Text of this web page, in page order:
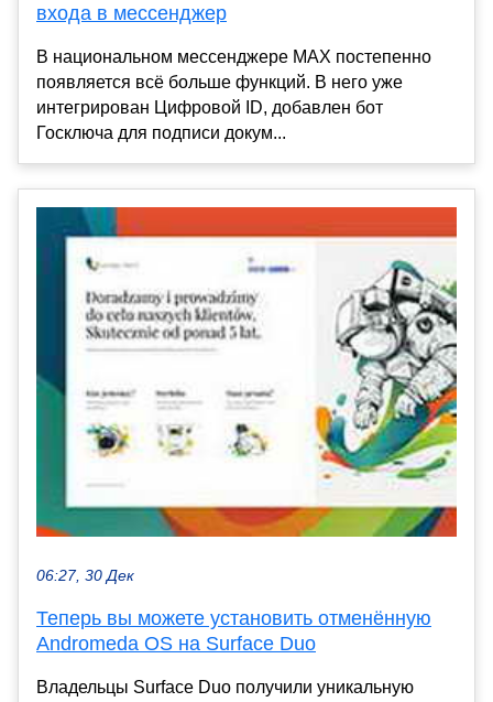
входа в мессенджер
В национальном мессенджере MAX постепенно
появляется всё больше функций. В него уже
интегрирован Цифровой ID, добавлен бот
Госключа для подписи докум...
06:27, 30 Дек
Теперь вы можете установить отменённую
Andromeda OS на Surface Duo
Владельцы Surface Duo получили уникальную